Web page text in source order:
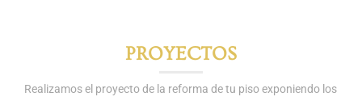
PROYECTOS
Realizamos el proyecto de la reforma de tu piso exponiendo los